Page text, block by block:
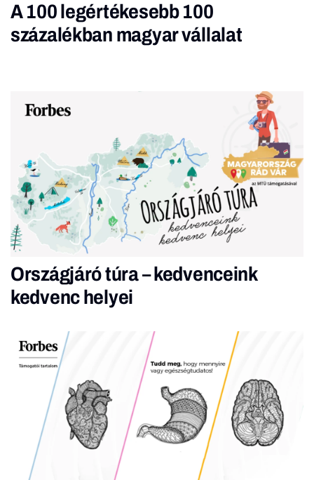
A 100 legértékesebb 100
százalékban magyar vállalat
Országjáró túra – kedvenceink
kedvenc helyei